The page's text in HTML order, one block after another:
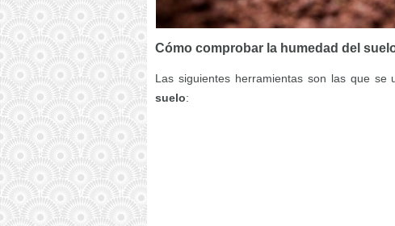
Cómo comprobar la humedad del
Las siguientes herramientas son las que se
suelo: